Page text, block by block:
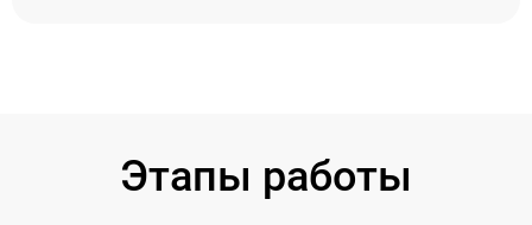
Этапы работы